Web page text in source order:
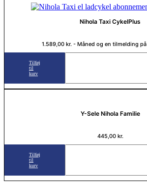
Nihola Taxi CykelPlus
1.589,00 kr. - Måned og en tilmelding på
Tilføj
til
kurv
Y-Sele Nihola Familie
445,00 kr.
Tilføj
til
kurv